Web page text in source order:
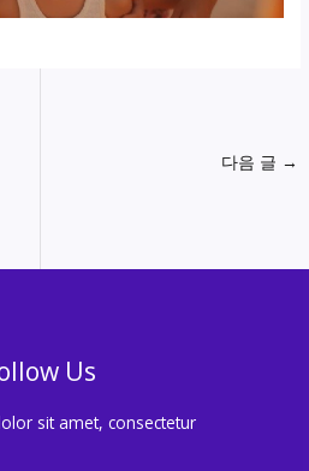
다음 글 →
Us
sit amet, consectetur